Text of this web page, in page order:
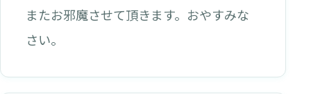
またお邪魔させて頂きます。おやすみな
さい。